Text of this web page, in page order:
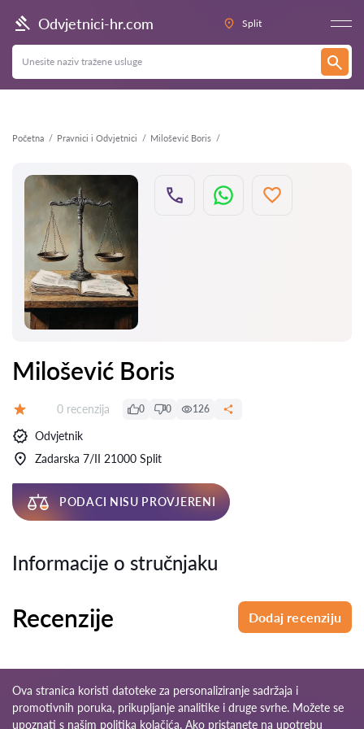
Odvjetnici-hr.com Split
Početna Pravnici i Odvjetnici Milošević Boris
Natrag
Milošević Boris
Recenzija:
0 recenzija 0 0 126
Odvjetnik
Zadarska 7/II 21000 Split
PODACI NISU PROVJERENI
Informacije o stručnjaku
Recenzije Dodaj recenziju
Ova stranica koristi datoteke za personaliziranje sadržaja i
promotivnih poruka, prikupljanje analitike i druge svrhe. Možete se
upoznati s našim politika kolačića. Ako pristanete na upotrebu